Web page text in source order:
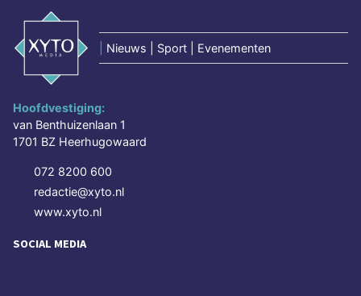
Nieuws | Sport | Evenementen
Hoofdvestiging:
van Benthuizenlaan 1
1701 BZ Heerhugowaard
072 8200 600
redactie@xyto.nl
www.xyto.nl
SOCIAL MEDIA